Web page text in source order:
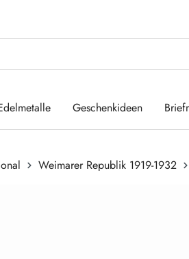
Geschenkideen
Weimarer Republik 1919-1932